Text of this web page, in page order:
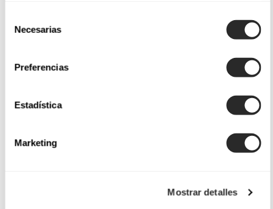
Necesarias
Preferencias
Estadística
Marketing
Mostrar detalles